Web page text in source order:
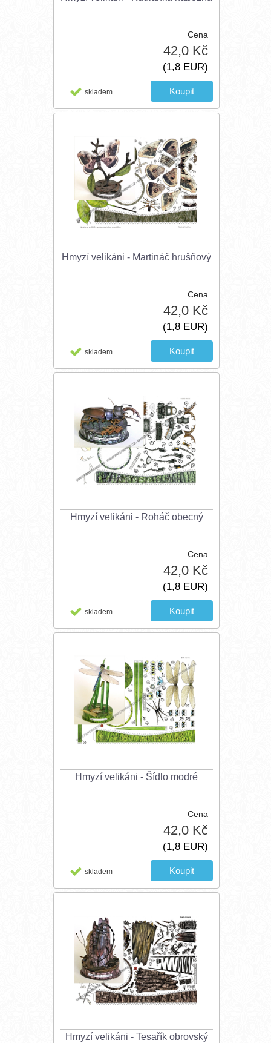
Cena
42,0 Kč
(1,8 EUR)
skladem
Hmyzí velikáni - Martináč hrušňový
Cena
42,0 Kč
(1,8 EUR)
skladem
Hmyzí velikáni - Roháč obecný
Cena
42,0 Kč
(1,8 EUR)
skladem
Hmyzí velikáni - Šídlo modré
Cena
42,0 Kč
(1,8 EUR)
skladem
Hmyzí velikáni - Tesařík obrovský